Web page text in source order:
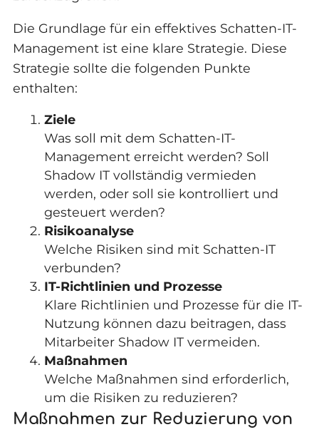
Die Grundlage für ein effektives Schatten-IT-
Management ist eine klare Strategie. Diese
Strategie sollte die folgenden Punkte
enthalten:
Ziele
Was soll mit dem Schatten-IT-
Management erreicht werden? Soll
Shadow IT vollständig vermieden
werden, oder soll sie kontrolliert und
gesteuert werden?
Risikoanalyse
Welche Risiken sind mit Schatten-IT
verbunden?
IT-Richtlinien und Prozesse
Klare Richtlinien und Prozesse für die IT-
Nutzung können dazu beitragen, dass
Mitarbeiter Shadow IT vermeiden.
Maßnahmen
Welche Maßnahmen sind erforderlich,
um die Risiken zu reduzieren?
Maßnahmen zur Reduzierung von